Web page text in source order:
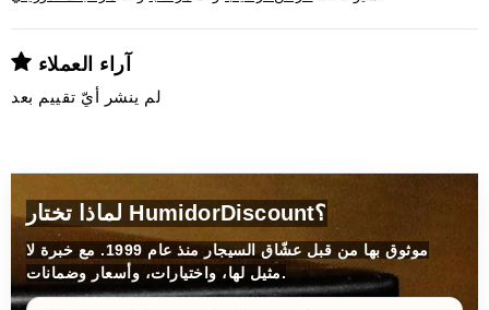
آراء العملاء
لم ينشر أيّ تقييم بعد
لماذا تختار HumidorDiscount؟
موثوق بها من قبل عشّاق السيجار منذ عام 1999. مع خبرة لا
مثيل لها، واختيارات، وأسعار وضمانات.